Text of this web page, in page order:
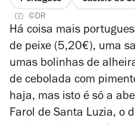
©DR
Há coisa mais
de peixe (5,20€), uma
umas bolinhas de
de cebolada com
haja, mas isto é só a
Farol de Santa Luzia, o